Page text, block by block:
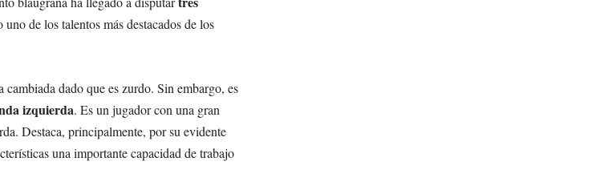
de los talentos más destacados de los
cambiada dado que es zurdo. Sin embargo, es
izquierda. Es un jugador con una gran
Destaca, principalmente, por su evidente
una importante capacidad de trabajo